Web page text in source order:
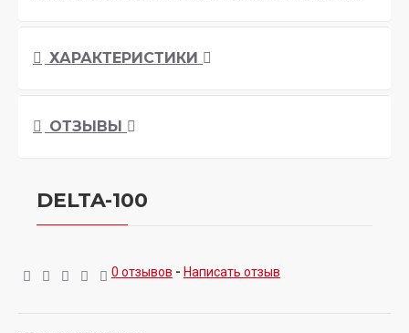
ХАРАКТЕРИСТИКИ
ОТЗЫВЫ
DELTA-100
0 отзывов - Написать отзыв